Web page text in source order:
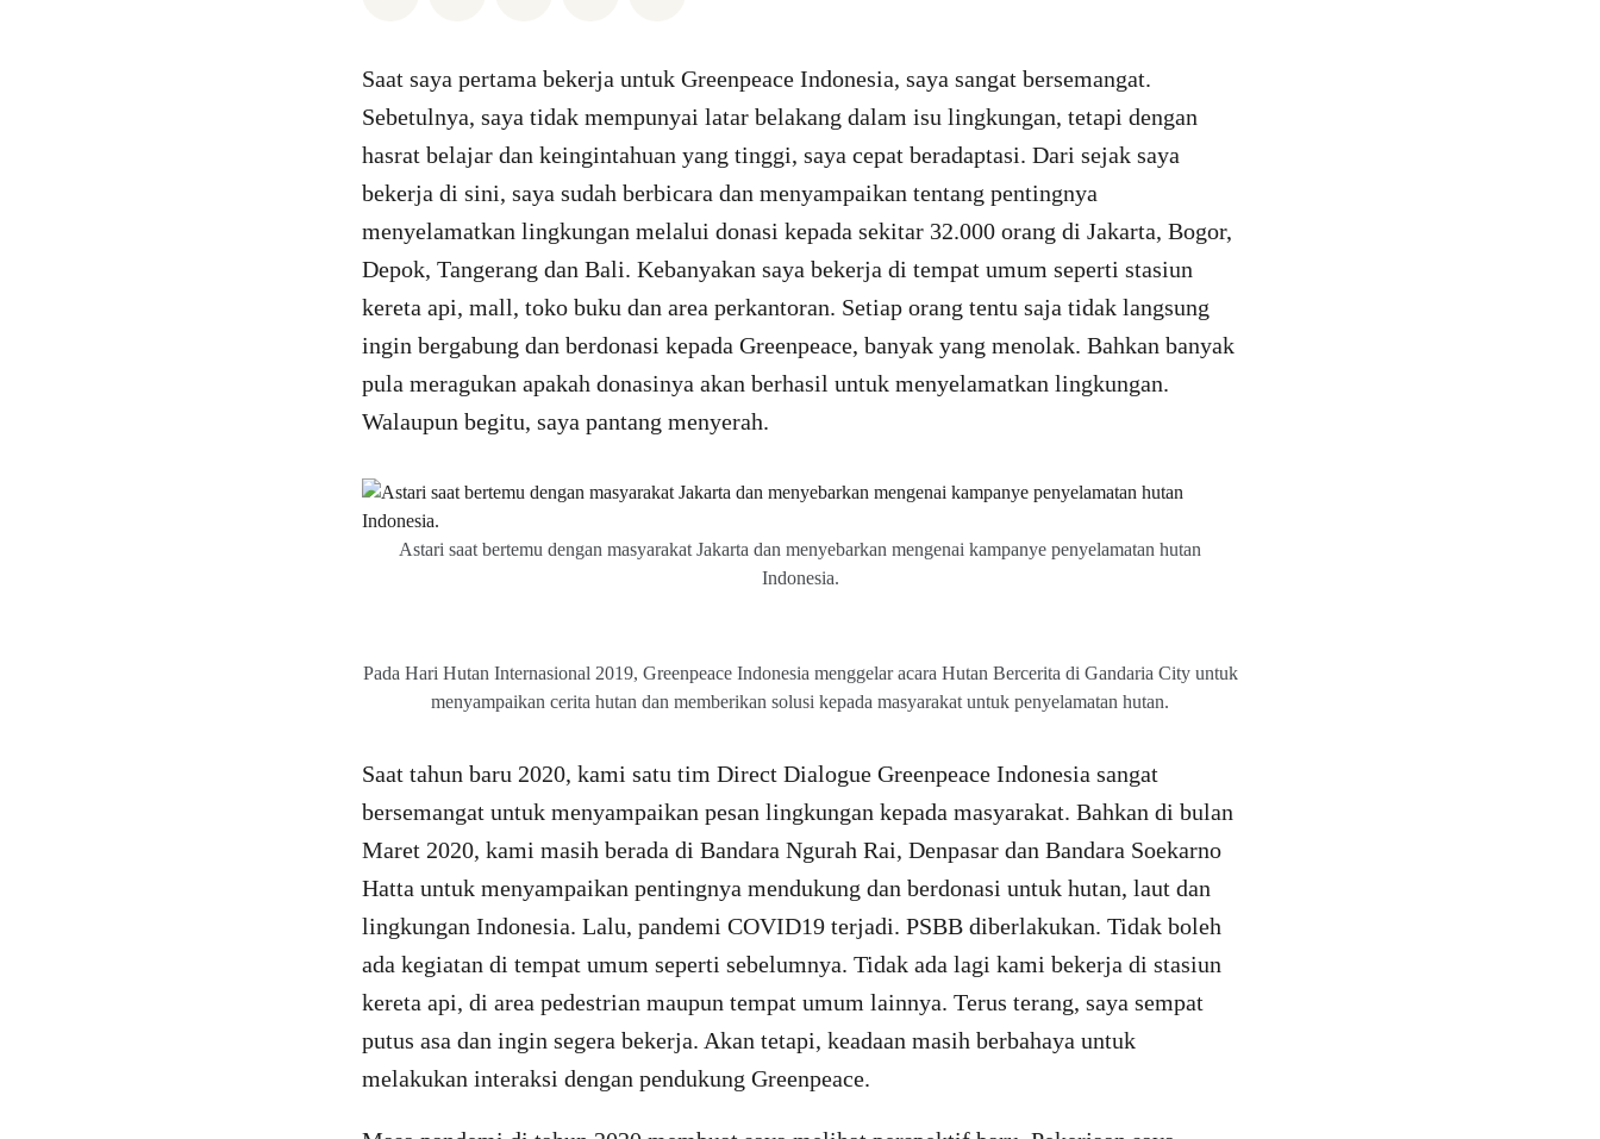
Saat saya pertama bekerja untuk Greenpeace Indonesia, saya sangat bersemangat.
Sebetulnya, saya tidak mempunyai latar belakang dalam isu lingkungan, tetapi dengan
hasrat belajar dan keingintahuan yang tinggi, saya cepat beradaptasi. Dari sejak saya
bekerja di sini, saya sudah berbicara dan menyampaikan tentang pentingnya
menyelamatkan lingkungan melalui donasi kepada sekitar 32.000 orang di Jakarta, Bogor,
Depok, Tangerang dan Bali. Kebanyakan saya bekerja di tempat umum seperti stasiun
kereta api, mall, toko buku dan area perkantoran. Setiap orang tentu saja tidak langsung
ingin bergabung dan berdonasi kepada Greenpeace, banyak yang menolak. Bahkan banyak
pula meragukan apakah donasinya akan berhasil untuk menyelamatkan lingkungan.
Walaupun begitu, saya pantang menyerah.
Astari saat bertemu dengan masyarakat Jakarta dan menyebarkan mengenai kampanye penyelamatan hutan
Indonesia.
Pada Hari Hutan Internasional 2019, Greenpeace Indonesia menggelar acara Hutan Bercerita di Gandaria City untuk
menyampaikan cerita hutan dan memberikan solusi kepada masyarakat untuk penyelamatan hutan.
Saat tahun baru 2020, kami satu tim Direct Dialogue Greenpeace Indonesia sangat
bersemangat untuk menyampaikan pesan lingkungan kepada masyarakat. Bahkan di bulan
Maret 2020, kami masih berada di Bandara Ngurah Rai, Denpasar dan Bandara Soekarno
Hatta untuk menyampaikan pentingnya mendukung dan berdonasi untuk hutan, laut dan
lingkungan Indonesia. Lalu, pandemi COVID19 terjadi. PSBB diberlakukan. Tidak boleh
ada kegiatan di tempat umum seperti sebelumnya. Tidak ada lagi kami bekerja di stasiun
kereta api, di area pedestrian maupun tempat umum lainnya. Terus terang, saya sempat
putus asa dan ingin segera bekerja. Akan tetapi, keadaan masih berbahaya untuk
melakukan interaksi dengan pendukung Greenpeace.